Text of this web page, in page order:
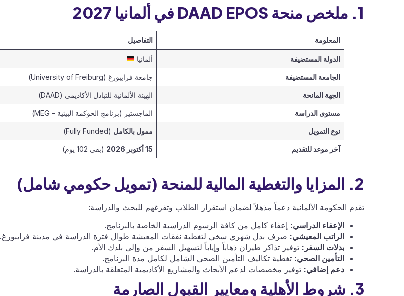
1. ملخص منحة DAAD EPOS في ألمانيا 2027
المعلومة التفاصيل
الدولة المستضيفة ألمانيا
الجامعة المستضيفة جامعة فرايبورغ (University of Freiburg)
الجهة المانحة الهيئة الألمانية للتبادل الأكاديمي (DAAD)
مستوى الدراسة الماجستير (برنامج الحوكمة البيئية – MEG)
نوع التمويل ممول بالكامل (Fully Funded)
آخر موعد للتقديم 15 أكتوبر 2026 (بقي 102 يوم)
2. المزايا والتغطية المالية للمنحة (تمويل حكومي شامل)
تقدم الحكومة الألمانية دعماً مذهلاً لضمان استقرار الطلاب وتفرغهم للبحث والدراسة:
الإعفاء الدراسي: إعفاء كامل من كافة الرسوم الدراسية الخاصة بالبرنامج.
الراتب المعيشي: صرف بدل شهري سخي لتغطية نفقات المعيشة طوال فترة الدراسة في مدينة فرايبورغ.
بدلات السفر: توفير تذاكر طيران ذهاباً وإياباً لتسهيل السفر من وإلى بلدك الأم.
التأمين الصحي: تغطية تكاليف التأمين الصحي الشامل لكامل مدة البرنامج.
دعم إضافي: توفير مخصصات لدعم الأبحاث والمشاريع الأكاديمية المتعلقة بالدراسة.
3. شروط الأهلية ومعايير القبول الصارمة